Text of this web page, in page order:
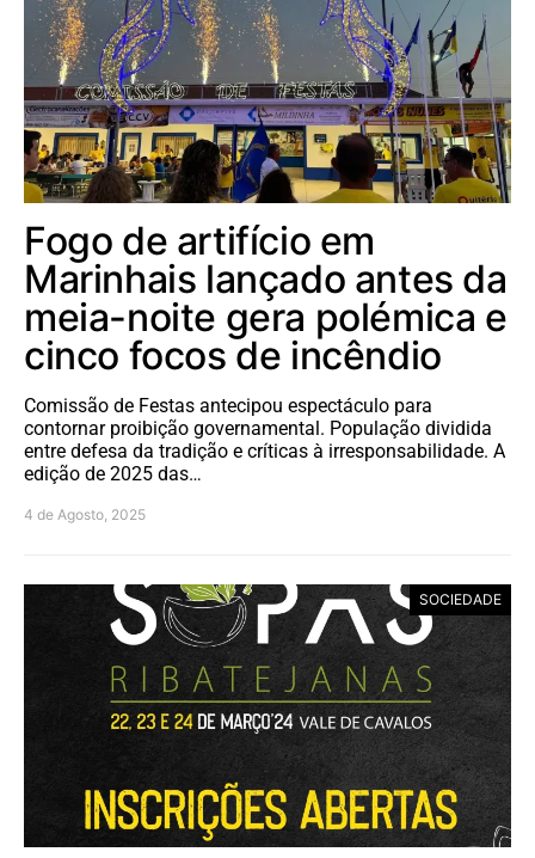
Fogo de artifício em
Marinhais lançado antes da
meia-noite gera polémica e
cinco focos de incêndio
Comissão de Festas antecipou espectáculo para
contornar proibição governamental. População dividida
entre defesa da tradição e críticas à irresponsabilidade. A
edição de 2025 das…
4 de Agosto, 2025
SOCIEDADE